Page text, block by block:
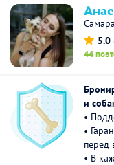
5.0
44
и
•
•
перед
• В